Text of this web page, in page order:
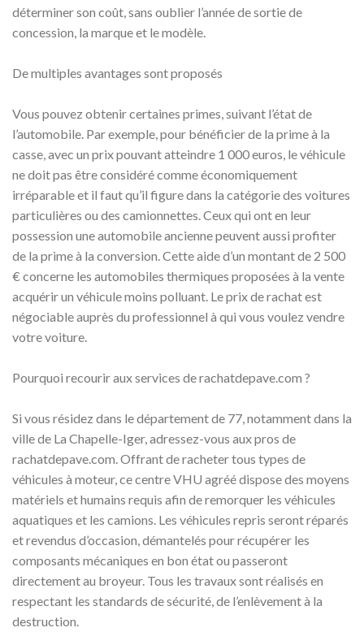
déterminer son coût, sans oublier l’année de sortie de
concession, la marque et le modèle.
De multiples avantages sont proposés
Vous pouvez obtenir certaines primes, suivant l’état de
l’automobile. Par exemple, pour bénéficier de la prime à la
casse, avec un prix pouvant atteindre 1 000 euros, le véhicule
ne doit pas être considéré comme économiquement
irréparable et il faut qu’il figure dans la catégorie des voitures
particulières ou des camionnettes. Ceux qui ont en leur
possession une automobile ancienne peuvent aussi profiter
de la prime à la conversion. Cette aide d’un montant de 2 500
€ concerne les automobiles thermiques proposées à la vente
acquérir un véhicule moins polluant. Le prix de rachat est
négociable auprès du professionnel à qui vous voulez vendre
votre voiture.
Pourquoi recourir aux services de rachatdepave.com ?
Si vous résidez dans le département de 77, notamment dans la
ville de La Chapelle-Iger, adressez-vous aux pros de
rachatdepave.com. Offrant de racheter tous types de
véhicules à moteur, ce centre VHU agréé dispose des moyens
matériels et humains requis afin de remorquer les véhicules
aquatiques et les camions. Les véhicules repris seront réparés
et revendus d’occasion, démantelés pour récupérer les
composants mécaniques en bon état ou passeront
directement au broyeur. Tous les travaux sont réalisés en
respectant les standards de sécurité, de l’enlèvement à la
destruction.